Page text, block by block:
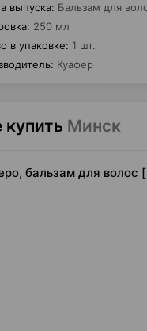
выпуска: Бальзам для
: 250 мл
в упаковке: 1 шт.
: Куафер
купить Минск
бальзам для волос